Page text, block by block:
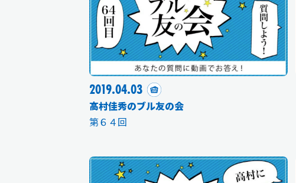
2019.04.03
高村佳秀のブル友の会
第６４回